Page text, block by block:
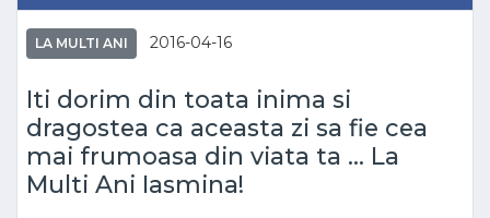
LA MULTI ANI 2016-04-16
Iti dorim din toata inima si
dragostea ca aceasta zi sa fie cea
mai frumoasa din viata ta ... La
Multi Ani Iasmina!